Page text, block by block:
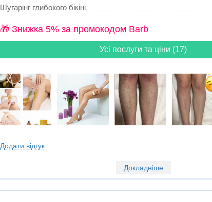
Шугарінг глибокого бікіні
🎁 Знижка 5% за промокодом Barb
Усі послуги та ціни (17)
Додати відгук
Докладніше